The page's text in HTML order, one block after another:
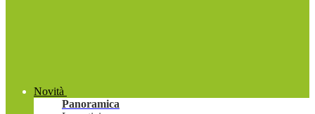
Novità
Panoramica